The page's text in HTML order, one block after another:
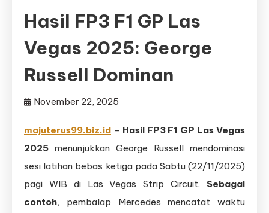
Hasil FP3 F1 GP Las
Vegas 2025: George
Russell Dominan
November 22, 2025
majuterus99.biz.id – Hasil FP3 F1 GP Las Vegas
2025 menunjukkan George Russell mendominasi
sesi latihan bebas ketiga pada Sabtu (22/11/2025)
pagi WIB di Las Vegas Strip Circuit. Sebagai
contoh, pembalap Mercedes mencatat waktu